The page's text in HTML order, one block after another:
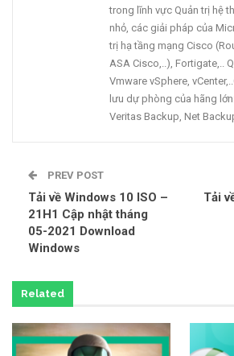
trong lĩnh vực Quản trị hệ
nhỏ, các giải pháp của
trị hạ tầng mạng Cisco
ASA Cisco,..), Fortigate,..
Vmware vSphere,
lưu dự phòng của hãng
Veritas Backup, Net
PREV POST
Tải về Windows 10 ISO –
21H1 Cập nhật tháng
05-2021 Download
Windows
Tải
Related